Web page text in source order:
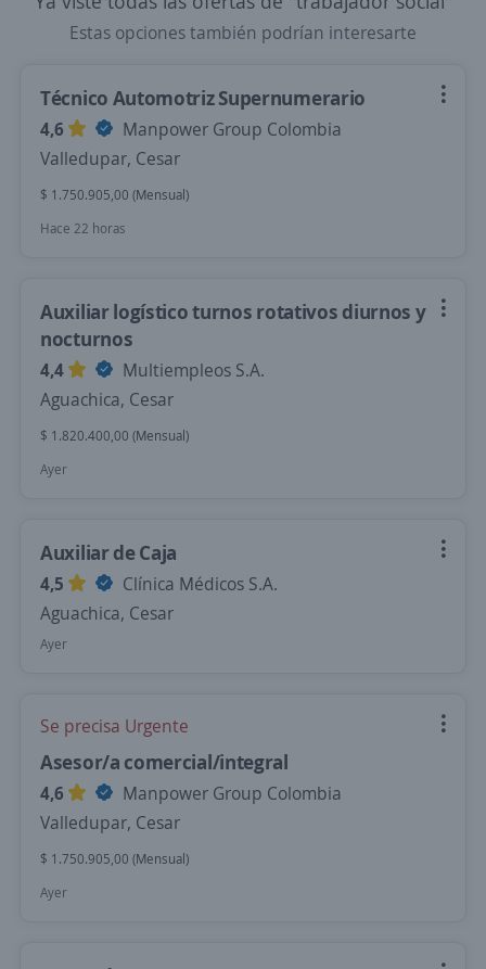
Estas opciones también podrían interesarte
Técnico Automotriz Supernumerario
4,6
Manpower Group Colombia
Valledupar, Cesar
$ 1.750.905,00 (Mensual)
Hace 22 horas
Auxiliar logístico turnos rotativos diurnos y
nocturnos
4,4
Multiempleos S.A.
Aguachica, Cesar
$ 1.820.400,00 (Mensual)
Ayer
Auxiliar de Caja
4,5
Clínica Médicos S.A.
Aguachica, Cesar
Ayer
Se precisa Urgente
Asesor/a comercial/integral
4,6
Manpower Group Colombia
Valledupar, Cesar
$ 1.750.905,00 (Mensual)
Ayer